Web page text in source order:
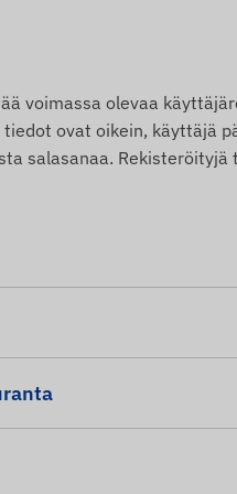
voimassa olevaa
ovat oikein, käyttäjä
salasanaa.